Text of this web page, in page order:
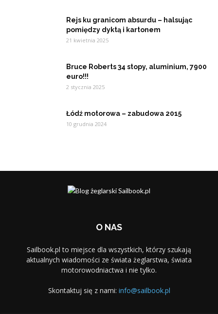
Rejs ku granicom absurdu – halsując
pomiędzy dyktą i kartonem
21 kwietnia 2025
Bruce Roberts 34 stopy, aluminium, 7900
euro!!!
2 stycznia 2025
Łódź motorowa – zabudowa 2015
10 grudnia 2024
O NAS
Sailbook.pl to miejsce dla wszystkich, którzy szukają
aktualnych wiadomości ze świata żeglarstwa, świata
motorowodniactwa i nie tylko.
Skontaktuj się z nami: info@sailbook.pl